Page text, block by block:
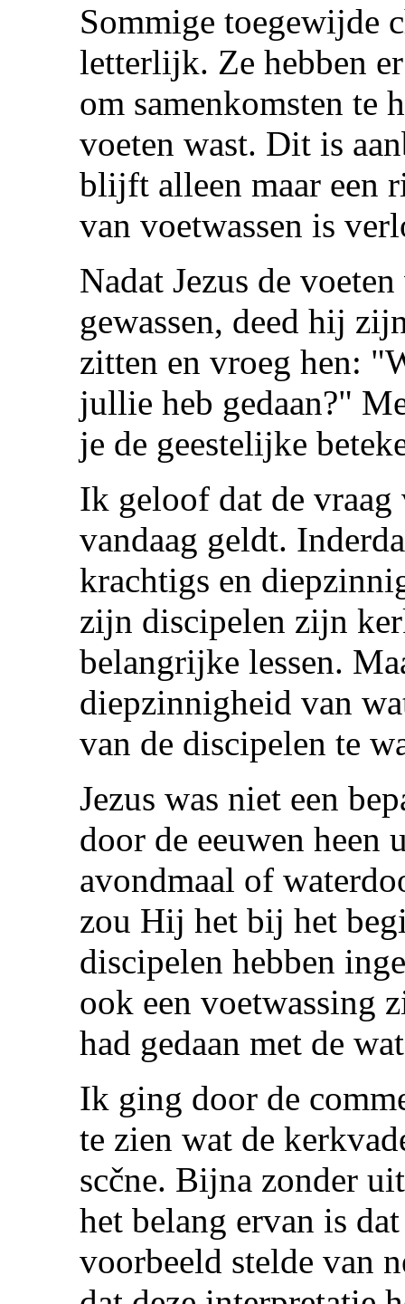
Sommige toegewijde
letterlijk. Ze hebben
om samenkomsten te
voeten wast. Dit is
blijft alleen maar een
van voetwassen is
Nadat Jezus de
gewassen, deed hij
zitten en vroeg hen:
jullie heb gedaan?"
je de geestelijke
Ik geloof dat de
vandaag geldt.
krachtigs en
zijn discipelen zijn
belangrijke lessen.
diepzinnigheid van
van de discipelen te
Jezus was niet een
door de eeuwen heen
avondmaal of
zou Hij het bij het
discipelen hebben
ook een voetwassing
had gedaan met de
Ik ging door de
te zien wat de
scčne. Bijna zonder
het belang ervan is
voorbeeld stelde van